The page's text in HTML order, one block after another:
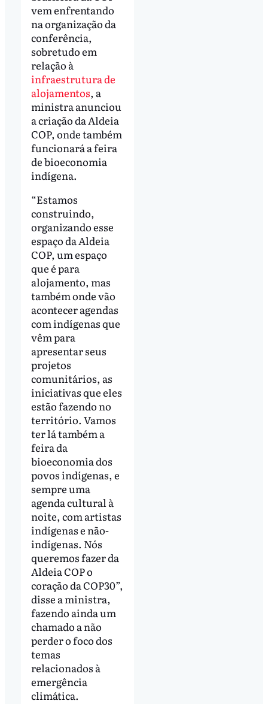
vem enfrentando
na organização da
conferência,
sobretudo em
relação à
infraestrutura de
alojamentos, a
ministra anunciou
a criação da Aldeia
COP, onde também
funcionará a feira
de bioeconomia
indígena.
“Estamos
construindo,
organizando esse
espaço da Aldeia
COP, um espaço
que é para
alojamento, mas
também onde vão
acontecer agendas
com indígenas que
vêm para
apresentar seus
projetos
comunitários, as
iniciativas que eles
estão fazendo no
território. Vamos
ter lá também a
feira da
bioeconomia dos
povos indígenas, e
sempre uma
agenda cultural à
noite, com artistas
indígenas e não-
indígenas. Nós
queremos fazer da
Aldeia COP o
coração da COP30”,
disse a ministra,
fazendo ainda um
chamado a não
perder o foco dos
temas
relacionados à
emergência
climática.